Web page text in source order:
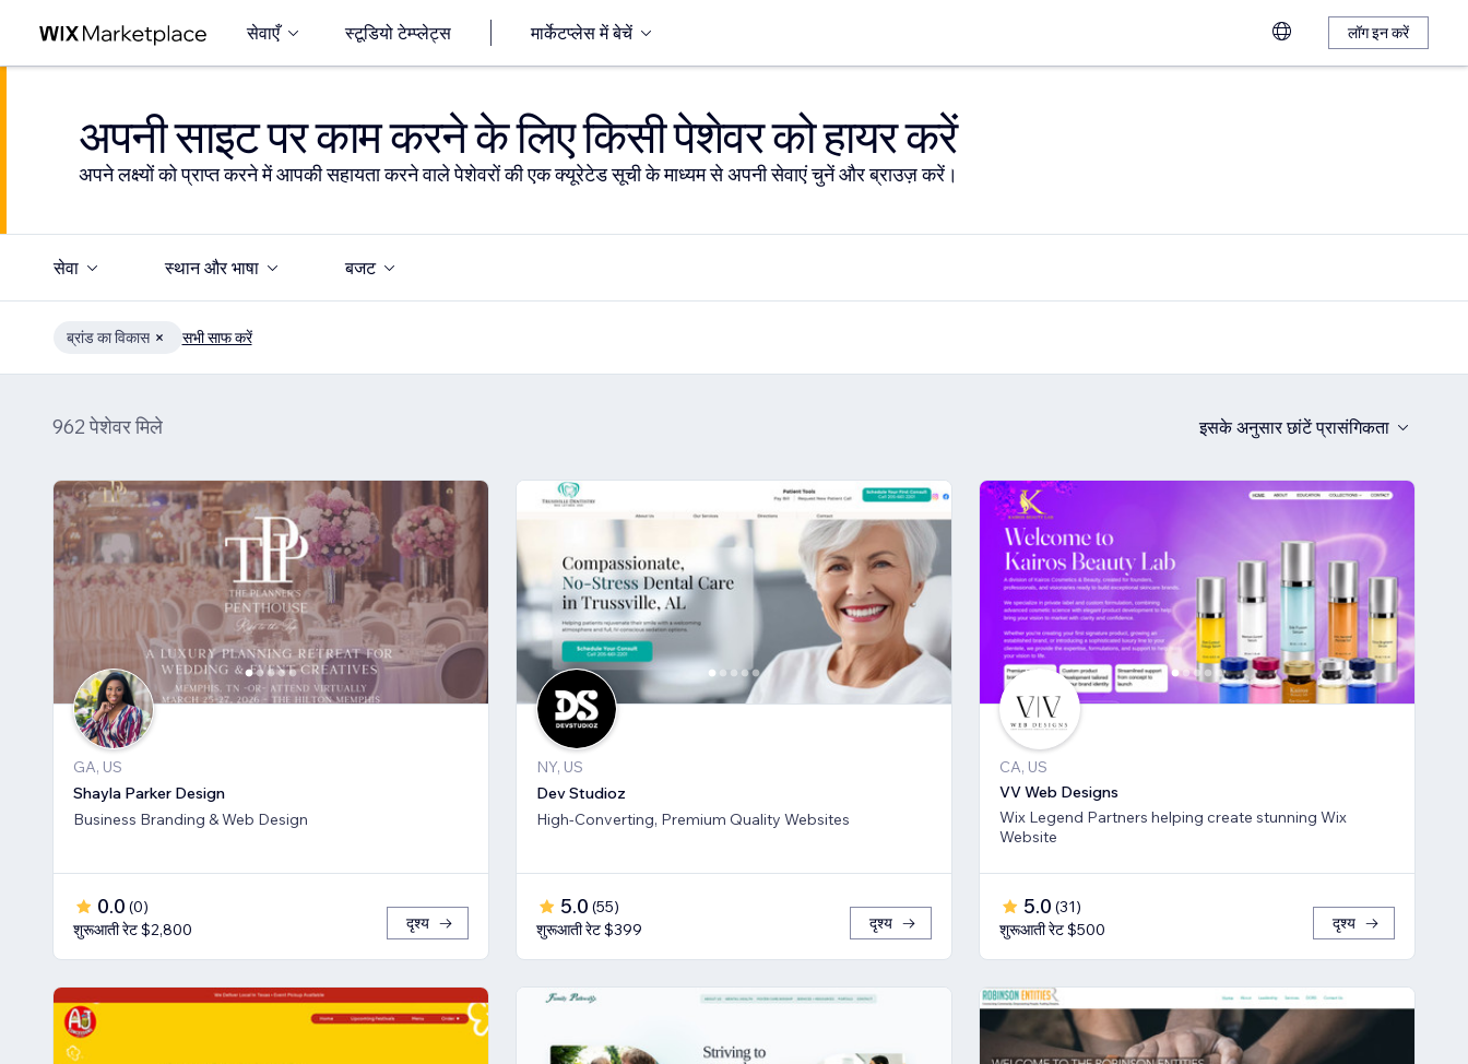
सेवाएँ स्टूडियो टेम्प्लेट्स मार्केटप्लेस में बेचें लॉग इन करें
अपनी साइट पर काम करने के लिए किसी पेशेवर को हायर करें
अपने लक्ष्यों को प्राप्त करने में आपकी सहायता करने वाले पेशेवरों की एक क्यूरेटेड सूची के माध्यम से अपनी सेवाएं चुनें और ब्राउज़ करें।
सेवा स्थान और भाषा बजट
ब्रांड का विकास सभी साफ करें
962 पेशेवर मिले इसके अनुसार छांटें प्रासंगिकता
GA, US
Shayla Parker Design
Business Branding & Web Design
0.0 (0)
शुरूआती रेट $2,800
दृश्य
NY, US
Dev Studioz
High-Converting, Premium Quality Websites
5.0 (55)
शुरूआती रेट $399
दृश्य
CA, US
VV Web Designs
Wix Legend Partners helping create stunning Wix
Website
5.0 (31)
शुरूआती रेट $500
दृश्य